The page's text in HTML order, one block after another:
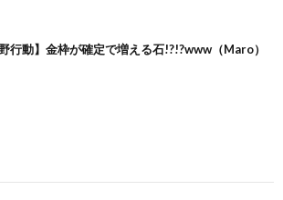
野行動】金枠が確定で増える石!?!?www（Maro）